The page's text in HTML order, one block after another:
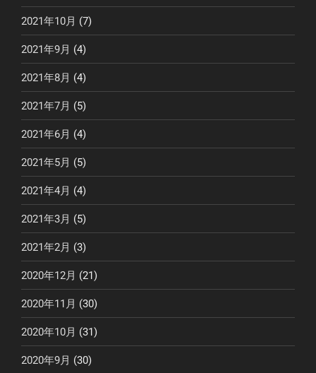
2021年10月 (7)
2021年9月 (4)
2021年8月 (4)
2021年7月 (5)
2021年6月 (4)
2021年5月 (5)
2021年4月 (4)
2021年3月 (5)
2021年2月 (3)
2020年12月 (21)
2020年11月 (30)
2020年10月 (31)
2020年9月 (30)